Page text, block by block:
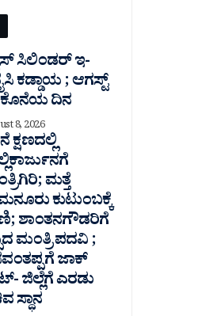
ಸಿಲಿಂಡರ್ ಇ-
ಕಡ್ಡಾಯ ; ಆಗಸ್ಟ್
ಕೊನೆಯ ದಿನ
8, 2026
ಕ್ಷಣದಲ್ಲಿ
ಮತ್ತೆ
ಕುಟುಂಬಕ್ಕೆ
ಶಾಂತನಗೌಡರಿಗೆ
ಮಂತ್ರಿ ಪದವಿ ;
ಜಾಕ್
ಜಿಲ್ಲೆಗೆ ಎರಡು
ಸ್ಥಾನ